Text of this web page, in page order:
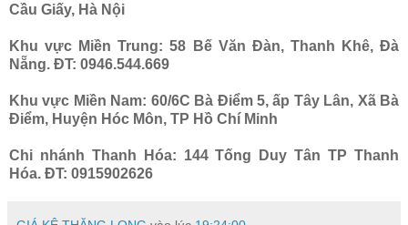
Cầu Giấy, Hà Nội
Khu vực Miền Trung: 58 Bế Văn Đàn, Thanh Khê, Đà
Nẵng. ĐT: 0946.544.669
Khu vực Miền Nam: 60/6C Bà Điểm 5, ấp Tây Lân, Xã Bà
Điểm, Huyện Hóc Môn, TP Hồ Chí Minh
Chi nhánh Thanh Hóa: 144 Tống Duy Tân TP Thanh
Hóa. ĐT: 0915902626